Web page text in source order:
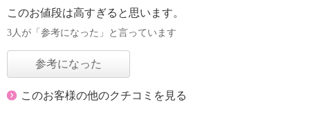
このお値段は高すぎると思います。
3人が「参考になった」と言っています
参考になった
このお客様の他のクチコミを見る